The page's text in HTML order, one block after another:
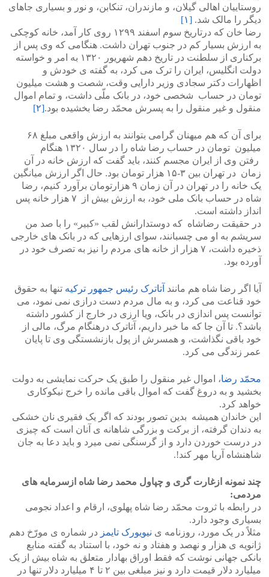
روستاییان اهالی گیلان، و مازندران، تنکابن، و نور و بسیاری جاهای
دیگر را مالک شد. [۱]
رضا خان که درتاریخ سوم اسفند ۱۲۹۹ روی کار آمد، خانه کوچکی
به ارزش بسیار کم در جنوب تهران داشت. هنگامی که وی پس از
برکناری از سلطنت در تاریخ دهم شهریور ۱۳۲۰ به امر و خواسته
دولت انگلیس، ایران را ترک می کرد، به گفته ی خودش و
اظهارات دکتر سجادی وزیر دارایی وقت، شصت و هشت میلیون
تومان در حساب شخصی خود، در بانک ملّی داشت، و تمام اموال
منقول و غیر منقول را به پسرش محمّد رضا بخشیده بود.[۲]
برای آن که هم میهنان گرامی بتوانند به ارزش واقعی مبلغ ۶۸
میلیون تومان در حساب رضا شاه را در سال ۱۳۲۰ هنگام
رفتن وی از ایران مجسم کنند، باید گفت که ارزش خانه در آن
زمان در تهران بین ۳-۱۵ هزار تومان بود. حال اگر ارزش میانگین
یک خانه را در تهران در آن زمان ۹ هزارتومان برآورد کنیم، رضا
شاه در حساب بانک ملی خود، به ارزش بیش از ۷ هزار خانه پس
انداز داشته است.
در حقیقت رضاشاه که دوستدارانش لقب «کبیر» را با صد من
سریشم به او می چسبانند، سوای ارزهایی که در بانک های خارجی
ذخیره داشت، ۷ هزار از خانه های مردم را نیز به تصرف خود در
آورده بود.
آیا اگر رضا شاه هم مانند آتاترک رئیس جمهور ترکیه تنها به حقوق
خود قناعت می کرد، و به مال مردم دست درازی نمی نمود، می
توانست پس اندازی در بانک، ویا ارزی در خارج از کشور داشته
باشد؟. تا آن جا که ما خبر داریم، آتاترک درهنگام مرگ، مالی از
خود باقی نگذاشت، و همسرش از پول بازنشستگی وی تا پایان
عمر زندگی می کرد.
محمّد رضا، اموال غیر منقول را طبق یک حرکت نمایشی به دولت
بخشید و به دروغ گفت که اموال باقی مانده را خرج نیکوکاری
خواهد کرد.
این خاندان همیشه بدین تصور بودند که اگر یک فقیری نان خشکی
به دندان گرفته، از برکت و بزرگی شاهانه ی آنان است که چیزی
در درست خوردن دارد و از گرسنگی نمی میرد و باید دعا به جان
شاهنشاه آریا مهر کند!.
چند نمونه ازغارت گری و چپاول محمد رضا شاه ازسرمایه های
مردمی:
در رابطه با ثروت محمّد رضا شاه پهلوی، ارقام و اعداد نجومی
بسیاری وجود دارد.
مثلاً در یک مورد، روزنامه ی نیویورک تایمز در شماره ی مورّخ دهم
ژانویه ی هزار و نهصد و هفتاد و نه خود، با استناد به گفته منابع
بانکی جهانی نوشت که فقط اوراق بهادار متعلق به شاه بیش از یک
میلیارد دلار قیمت دارد و نیز مبلغی بین ۲ تا ۴ میلیارد دلار تنها در